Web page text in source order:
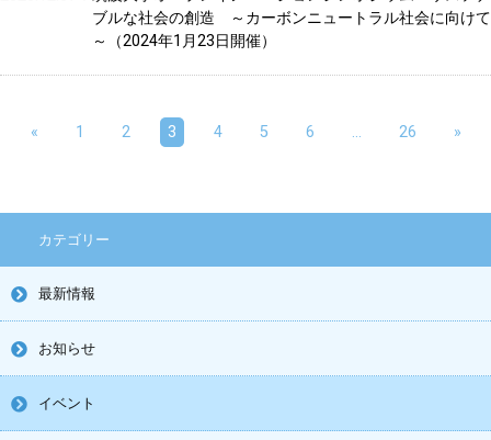
ブルな社会の創造 ～カーボンニュートラル社会に向けて
～（2024年1月23日開催）
« 1 2 3 4 5 6 … 26 »
カテゴリー
最新情報
お知らせ
イベント